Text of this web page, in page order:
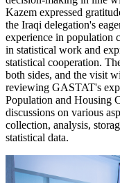
Kazem expressed
the Iraqi delegation's
experience in population
in statistical work and
statistical cooperation.
both sides, and the visit
reviewing GASTAT's
Population and Housing
discussions on various
collection, analysis,
statistical data.